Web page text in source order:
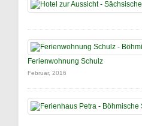
Ferienwohnung Schulz
Februar, 2016